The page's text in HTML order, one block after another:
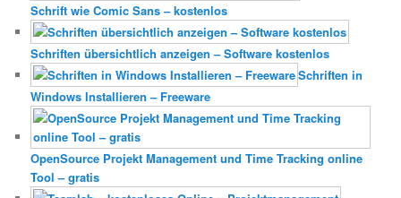
Schrift wie Comic Sans – kostenlos
Schriften übersichtlich anzeigen – Software kostenlos
Schriften in
Windows Installieren – Freeware
OpenSource Projekt Management und Time Tracking online
Tool – gratis